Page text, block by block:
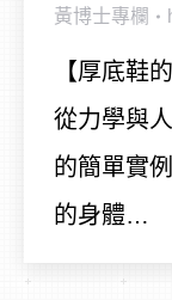
黃博士專欄
【厚底鞋
從力學與
的簡單實
的身體…